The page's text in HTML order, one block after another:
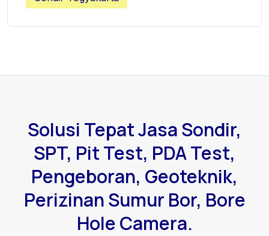
Solusi Tepat Jasa Sondir,
SPT, Pit Test, PDA Test,
Pengeboran, Geoteknik,
Perizinan Sumur Bor, Bore
Hole Camera.